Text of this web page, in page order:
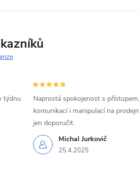
týdnu
Michal Jurkovič
25.4.2025
Naprostá spokojenost s
komunikací i manipulací na
jen doporučit.